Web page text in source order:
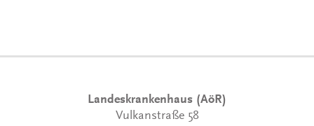
Landeskrankenhaus (AöR)
Vulkanstraße 58